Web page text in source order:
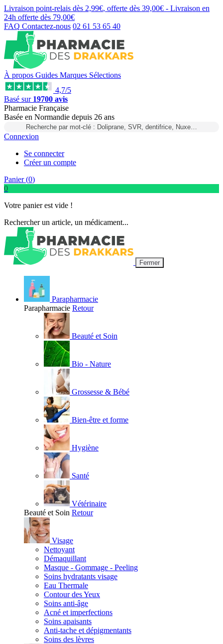
Livraison point-relais dès 2,99€, offerte dès 39,00€ - Livraison en
24h offerte dès 79,00€
FAQ Contactez-nous 02 61 53 65 40
À propos Guides Marques Sélections
4,7/5
Basé sur 19700 avis
Pharmacie Française
Basée en Normandie depuis 26 ans
Recherche par mot-clé : Doliprane, SVR, dentifrice, Nuxe…
Connexion
Se connecter
Créer un compte
Panier (0)
0
Votre panier est vide !
Rechercher un article, un médicament...
Fermer
Parapharmacie
Parapharmacie Retour
Beauté et Soin
Bio - Nature
Grossesse & Bébé
Bien-être et forme
Hygiène
Santé
Vétérinaire
Beauté et Soin Retour
Visage
Nettoyant
Démaquillant
Masque - Gommage - Peeling
Soins hydratants visage
Eau Thermale
Contour des Yeux
Soins anti-âge
Acné et imperfections
Soins apaisants
Anti-tache et dépigmentants
Soins des lèvres